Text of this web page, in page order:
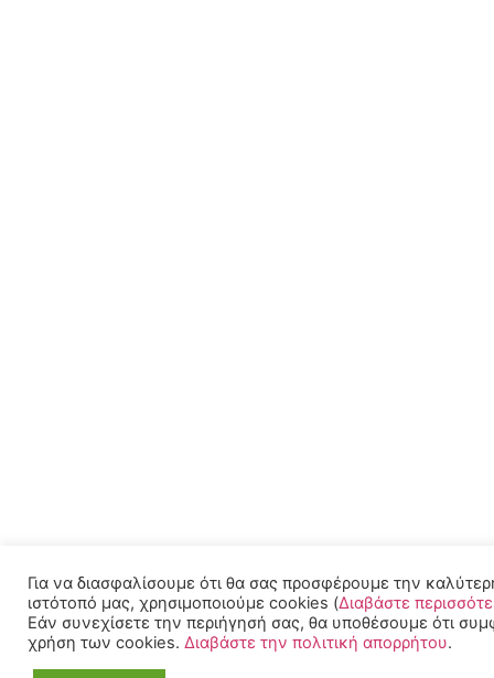
Για να διασφαλίσουμε ότι θα σας προσφέρουμε την
ιστότοπό μας, χρησιμοποιούμε cookies (Διαβάστε
Εάν συνεχίσετε την περιήγησή σας, θα υποθέσουμε ότι
χρήση των cookies. Διαβάστε την πολιτική απορρήτου.